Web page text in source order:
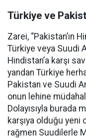
Türkiye ve
Zarei, “Pakistan’ın
Türkiye veya Suudi
Hindistan’a karşı
yandan Türkiye
Pakistan ve Suudi
onun lehine
Dolayısıyla burada
karşıya olduğu yeni
rağmen Suudilerle